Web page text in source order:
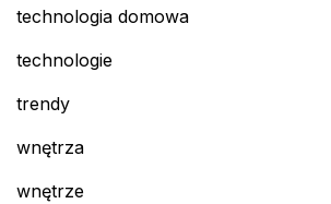
technologia domowa
technologie
trendy
wnętrza
wnętrze